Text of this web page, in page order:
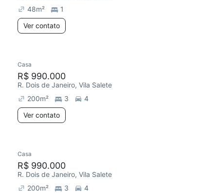
48m²
1
Ver contato
Casa
R$ 990.000
R. Dois de Janeiro, Vila Salete
200m² 3
4
Ver contato
Casa
R$ 990.000
R. Dois de Janeiro, Vila Salete
200m² 3
4